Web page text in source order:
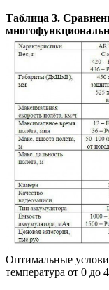
Таблица 3.
Оптимальные
температура от 0 до